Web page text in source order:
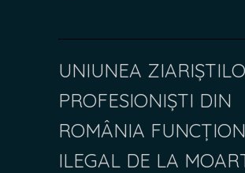
UNIUNEA
PROFESIONIȘTI DIN
ROMÂNIA
ILEGAL DE LA